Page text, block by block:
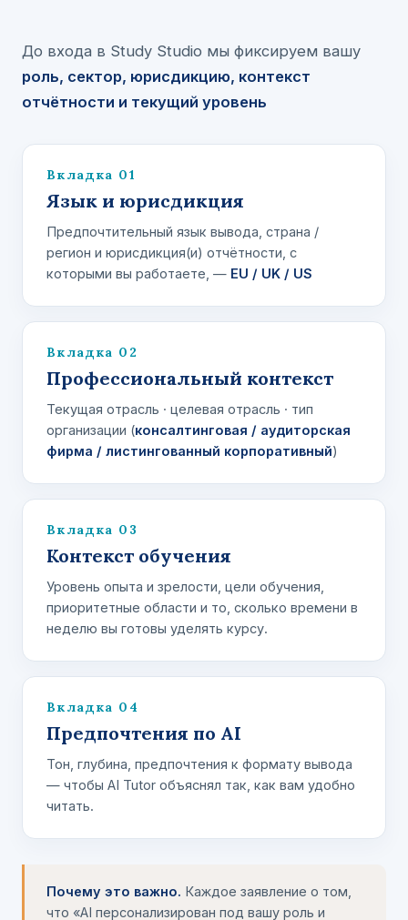
До входа в Study Studio мы фиксируем вашу
роль, сектор, юрисдикцию, контекст
отчётности и текущий уровень
Вкладка 01
Язык и юрисдикция
Предпочтительный язык вывода, страна /
регион и юрисдикция(и) отчётности, с
которыми вы работаете, — EU / UK / US
Вкладка 02
Профессиональный контекст
Текущая отрасль · целевая отрасль · тип
организации (консалтинговая / аудиторская
фирма / листингованный корпоративный)
Вкладка 03
Контекст обучения
Уровень опыта и зрелости, цели обучения,
приоритетные области и то, сколько времени в
неделю вы готовы уделять курсу.
Вкладка 04
Предпочтения по AI
Тон, глубина, предпочтения к формату вывода
— чтобы AI Tutor объяснял так, как вам удобно
читать.
Почему это важно. Каждое заявление о том,
что «AI персонализирован под вашу роль и